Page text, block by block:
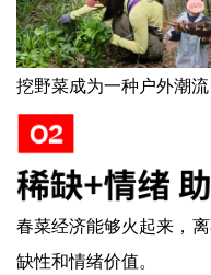
挖野菜成为一种户外潮
春菜经济能够火起来，
缺性和情绪价值。